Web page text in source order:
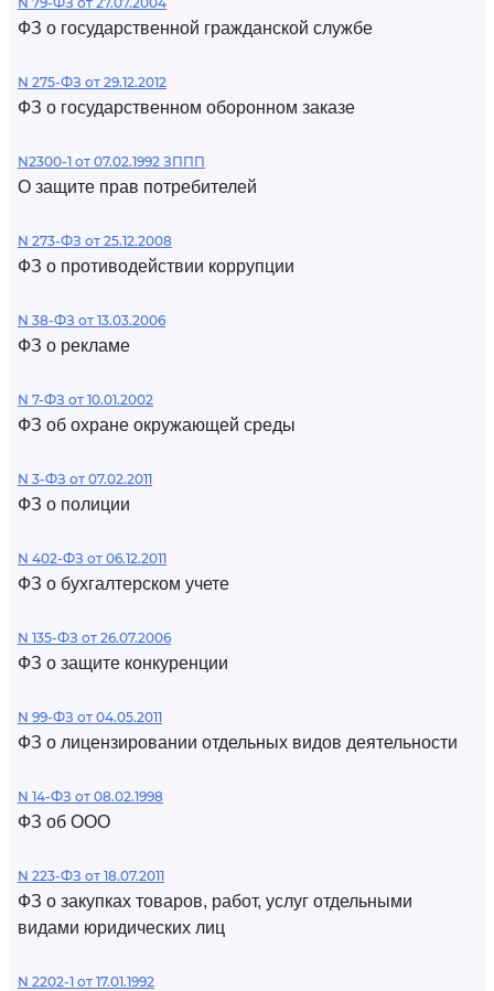
ФЗ о государственной гражданской службе
N 275-ФЗ от 29.12.2012
ФЗ о государственном оборонном заказе
N2300-1 от 07.02.1992 ЗППП
О защите прав потребителей
N 273-ФЗ от 25.12.2008
ФЗ о противодействии коррупции
N 38-ФЗ от 13.03.2006
ФЗ о рекламе
N 7-ФЗ от 10.01.2002
ФЗ об охране окружающей среды
N 3-ФЗ от 07.02.2011
ФЗ о полиции
N 402-ФЗ от 06.12.2011
ФЗ о бухгалтерском учете
N 135-ФЗ от 26.07.2006
ФЗ о защите конкуренции
N 99-ФЗ от 04.05.2011
ФЗ о лицензировании отдельных видов деятельности
N 14-ФЗ от 08.02.1998
ФЗ об ООО
N 223-ФЗ от 18.07.2011
ФЗ о закупках товаров, работ, услуг отдельными
видами юридических лиц
N 2202-1 от 17.01.1992